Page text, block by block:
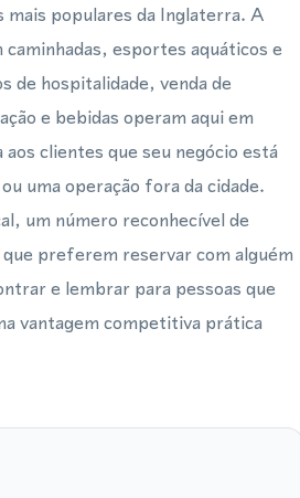
mais populares da Inglaterra. A
esportes aquáticos e
de hospitalidade, venda de
e bebidas operam aqui em
clientes que seu negócio está
uma operação fora da cidade.
um número reconhecível de
preferem reservar com alguém
e lembrar para pessoas que
vantagem competitiva prática